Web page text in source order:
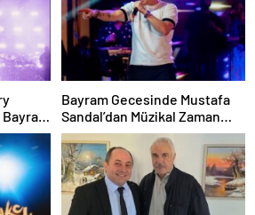
Bayram Gecesinde Mustafa
Sandal’dan Müzikal Zaman
Yolculuğu